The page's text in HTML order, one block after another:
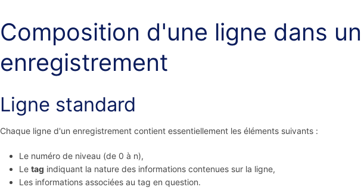
Composition d'une ligne dans un
enregistrement
Ligne standard
Chaque ligne d'un enregistrement contient essentiellement les éléments suivants :
Le numéro de niveau (de 0 à n),
Le tag indiquant la nature des informations contenues sur la ligne,
Les informations associées au tag en question.